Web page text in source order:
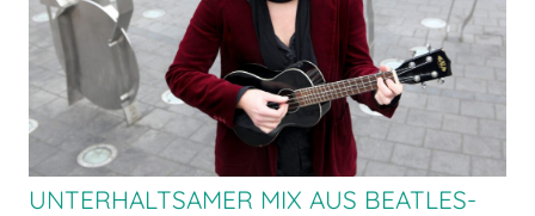
UNTERHALTSAMER MIX AUS BEATLES-